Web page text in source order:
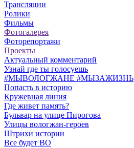
Трансляции
Ролики
Фильмы
Фотогалерея
Фоторепортажи
Проекты
Актуальный комментарий
Узнай где ты голосуешь
#МЫВОЛОГЖАНЕ #МЫЗАЖИЗНЬ
Попасть в историю
Кружевная линия
Где живет память?
Бульвар на улице Пирогова
Улицы вологжан-героев
Штрихи истории
Все будет ВО